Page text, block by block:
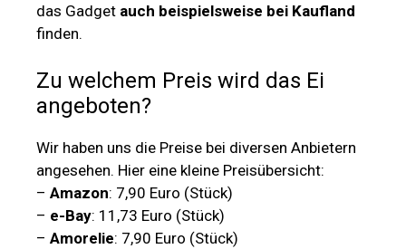
das Gadget auch beispielsweise bei Kaufland
finden.
Zu welchem Preis wird das Ei
angeboten?
Wir haben uns die Preise bei diversen Anbietern
angesehen. Hier eine kleine Preisübersicht:
– Amazon: 7,90 Euro (Stück)
– e-Bay: 11,73 Euro (Stück)
– Amorelie: 7,90 Euro (Stück)